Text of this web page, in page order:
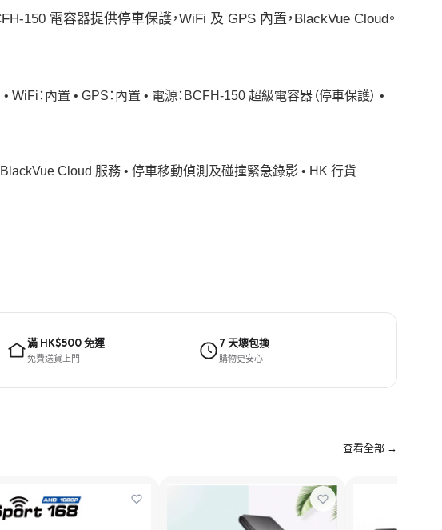
150 電容器提供停車保護，WiFi 及 GPS 內置，BlackVue Cloud。
：內置 • GPS：內置 • 電源：BCFH-150 超級電容器（停車保護） •
Cloud 服務 • 停車移動偵測及碰撞緊急錄影 • HK 行貨
滿 HK$500 免運
免費送貨上門
7 天壞包換
購物更安心
查看全部 →